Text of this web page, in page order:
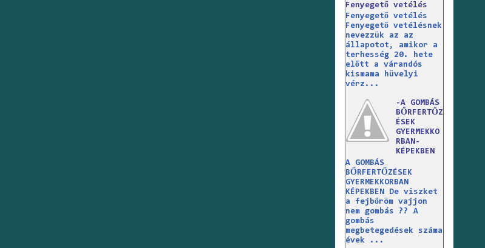
Fenyegető vetélés
Fenyegető vetélés
Fenyegető vetélésnek
nevezzük az az
állapotot, amikor a
terhesség 20. hete
előtt a várandós
kismama hüvelyi
vérz...
-A GOMBÁS
BŐRFERTŐZ
ÉSEK
GYERMEKKO
RBAN-
KÉPEKBEN
A GOMBÁS
BŐRFERTŐZÉSEK
GYERMEKKORBAN
KÉPEKBEN De viszket
a fejbőröm vajjon
nem gombás ?? A
gombás
megbetegedések száma
évek ...